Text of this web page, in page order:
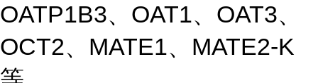
OATP1B3、OAT1、OAT3、
OCT2、MATE1、MATE2-K